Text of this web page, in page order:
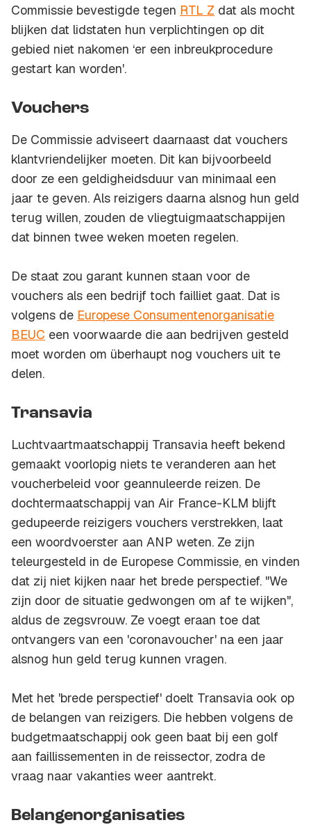
Commissie bevestigde tegen RTL Z dat als mocht
blijken dat lidstaten hun verplichtingen op dit
gebied niet nakomen ‘er een inbreukprocedure
gestart kan worden'.
Vouchers
De Commissie adviseert daarnaast dat vouchers
klantvriendelijker moeten. Dit kan bijvoorbeeld
door ze een geldigheidsduur van minimaal een
jaar te geven. Als reizigers daarna alsnog hun geld
terug willen, zouden de vliegtuigmaatschappijen
dat binnen twee weken moeten regelen.
De staat zou garant kunnen staan voor de
vouchers als een bedrijf toch failliet gaat. Dat is
volgens de Europese Consumentenorganisatie
BEUC een voorwaarde die aan bedrijven gesteld
moet worden om überhaupt nog vouchers uit te
delen.
Transavia
Luchtvaartmaatschappij Transavia heeft bekend
gemaakt voorlopig niets te veranderen aan het
voucherbeleid voor geannuleerde reizen. De
dochtermaatschappij van Air France-KLM blijft
gedupeerde reizigers vouchers verstrekken, laat
een woordvoerster aan ANP weten. Ze zijn
teleurgesteld in de Europese Commissie, en vinden
dat zij niet kijken naar het brede perspectief. "We
zijn door de situatie gedwongen om af te wijken",
aldus de zegsvrouw. Ze voegt eraan toe dat
ontvangers van een 'coronavoucher' na een jaar
alsnog hun geld terug kunnen vragen.
Met het 'brede perspectief' doelt Transavia ook op
de belangen van reizigers. Die hebben volgens de
budgetmaatschappij ook geen baat bij een golf
aan faillissementen in de reissector, zodra de
vraag naar vakanties weer aantrekt.
Belangenorganisaties